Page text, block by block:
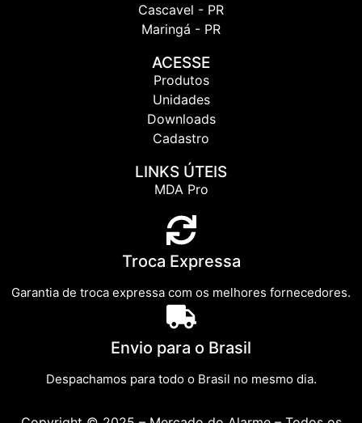
Cascavel - PR
Maringá - PR
ACESSE
Produtos
Unidades
Downloads
Cadastro
LINKS ÚTEIS
MDA Pro
Troca Expressa
Garantia de troca expressa com os melhores fornecedores.
Envio para o Brasil
Despachamos para todo o Brasil no mesmo dia.